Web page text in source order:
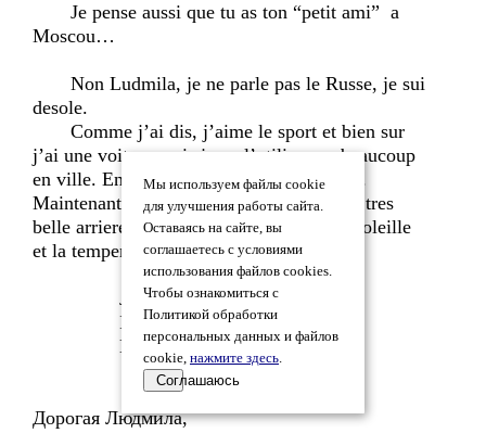
Je pense aussi que tu as ton “petit ami” a
Moscou…
Non Ludmila, je ne parle pas le Russe, je sui
desole.
Comme j’ai dis, j’aime le sport et bien sur
j’ai une voiture mais je ne l’utilise pas beaucoup
en ville. En general, je respecte l'ecologie.
Maintenant, en FRANCE nous avons une tres
belle arriere l'automne en le temps est ensoleille
et la temperature agreable.
Je t’enbrasse tenderment.
I kiss you tenderly.
Marc.
Дорогая Людмила,
Мы используем файлы cookie
для улучшения работы сайта.
Оставаясь на сайте, вы
соглашаетесь с условиями
использования файлов cookies.
Чтобы ознакомиться с
Политикой обработки
персональных данных и файлов
cookie, нажмите здесь.
Соглашаюсь